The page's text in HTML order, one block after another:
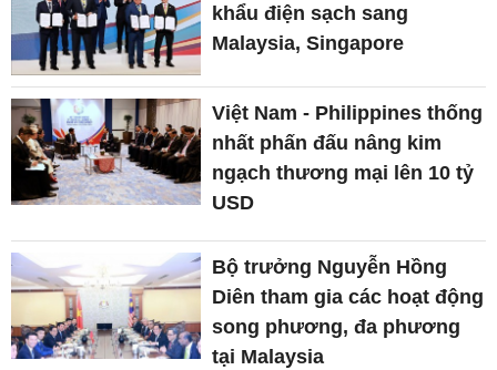
khẩu điện sạch sang
Malaysia, Singapore
Việt Nam - Philippines thống
nhất phấn đấu nâng kim
ngạch thương mại lên 10 tỷ
USD
Bộ trưởng Nguyễn Hồng
Diên tham gia các hoạt động
song phương, đa phương
tại Malaysia